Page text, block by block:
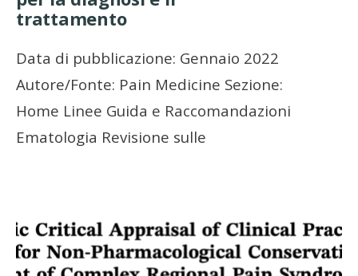
trattamento
Data di pubblicazione: Gennaio 2022
Autore/Fonte: Pain Medicine Sezione:
Home Linee Guida e Raccomandazioni
Ematologia Revisione sulle